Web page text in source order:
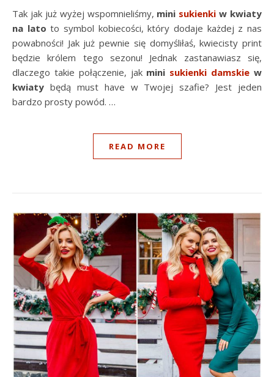
Tak jak już wyżej wspomnieliśmy, mini sukienki w kwiaty
na lato to symbol kobiecości, który dodaje każdej z nas
powabności! Jak już pewnie się domyśliłaś, kwiecisty print
będzie królem tego sezonu! Jednak zastanawiasz się,
dlaczego takie połączenie, jak mini sukienki damskie w
kwiaty będą must have w Twojej szafie? Jest jeden
bardzo prosty powód. …
READ MORE